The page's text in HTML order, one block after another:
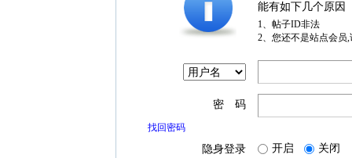
能有如下几个原因
1、帖子ID非法
2、您还不是站点会员
密 码
找回密码
隐身登录 开启 关闭